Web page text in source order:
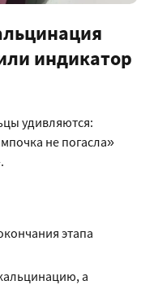
индикатор
удивляются:
не погасла»
этапа
а